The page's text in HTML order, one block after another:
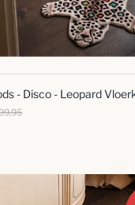
SNELLE
BLIK
- Disco - Leopard